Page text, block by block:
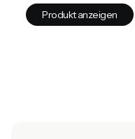
Produkt anzeigen